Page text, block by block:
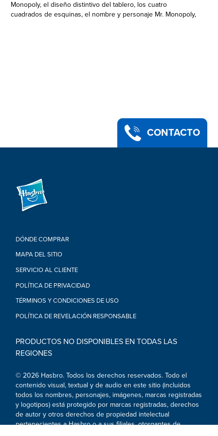
Monopoly, el diseño distintivo del tablero, los cuatro
cuadrados de esquinas, el nombre y personaje Mr. Monopoly,
• Usa las tarjetas de Fortuna para conseguir más dinero
• Edad recomendada: 8 años en adelante
CONTACTO
DÓNDE COMPRAR
MAPA DEL SITIO
SERVICIO AL CLIENTE
POLÍTICA DE PRIVACIDAD
TÉRMINOS Y CONDICIONES DE USO
POLÍTICA DE REVELACIÓN RESPONSABLE
PRODUCTOS NO DISPONIBLES EN TODAS LAS
REGIONES
© 2026 Hasbro. Todos los derechos reservados. Todo el
contenido visual, textual y de audio en este sitio (incluidos
todos los nombres, personajes, imágenes, marcas registradas
y logotipos) está protegido por marcas registradas, derechos
de autor y otros derechos de propiedad intelectual
pertenecientes a Hasbro o a sus filiales, otorgantes de